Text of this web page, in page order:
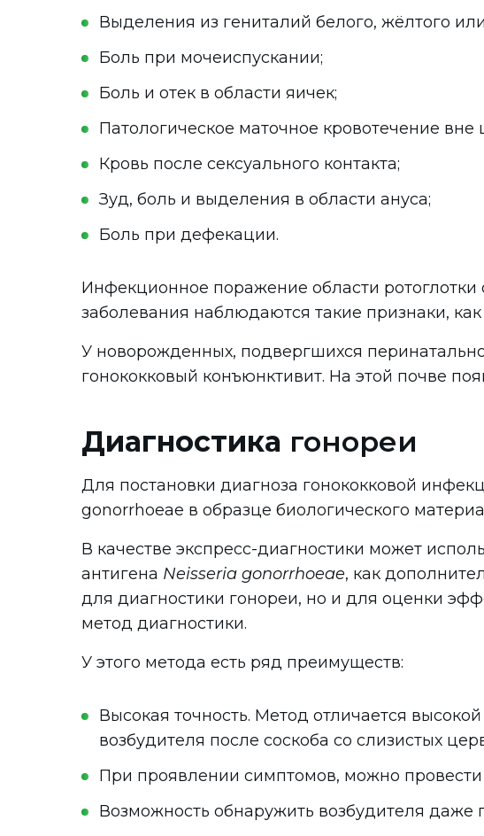
Выделения из гениталий белого, жёлтого
Боль при мочеиспускании;
Боль и отек в области яичек;
Патологическое маточное кровотечение вне
Кровь после сексуального контакта;
Зуд, боль и выделения в области ануса;
Боль при дефекации.
Инфекционное поражение области
заболевания наблюдаются такие признаки,
У новорожденных, подвергшихся
гонококковый конъюнктивит. На этой почве
Диагностика гонореи
Для постановки диагноза гонококковой
gonorrhoeae в образце биологического
В качестве экспресс-диагностики может
антигена Neisseria gonorrhoeae, как
для диагностики гонореи, но и для оценки
метод диагностики.
У этого метода есть ряд преимуществ:
Высокая точность. Метод отличается
возбудителя после соскоба со слизистых
При проявлении симптомов, можно провести
Возможность обнаружить возбудителя